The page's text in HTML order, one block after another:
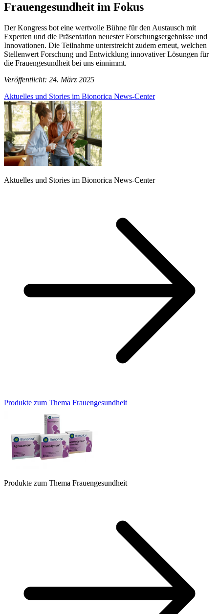
Frauengesundheit im Fokus
Der Kongress bot eine wertvolle Bühne für den Austausch mit
Experten und die Präsentation neuester Forschungsergebnisse und
Innovationen. Die Teilnahme unterstreicht zudem erneut, welchen
Stellenwert Forschung und Entwicklung innovativer Lösungen für
die Frauengesundheit bei uns einnimmt.
Veröffentlicht: 24. März 2025
Aktuelles und Stories im Bionorica News-Center
Aktuelles und Stories im Bionorica News-Center
Produkte zum Thema Frauengesundheit
Produkte zum Thema Frauengesundheit